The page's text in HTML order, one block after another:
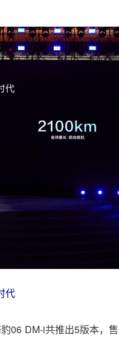
代
DM-i共推出5版本，